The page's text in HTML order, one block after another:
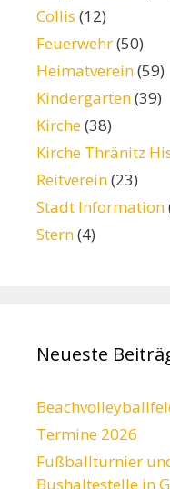
Collis (12)
Feuerwehr(50)
Heimatverein(59)
Kindergarten(39)
Kirche(38)
Kirche Thränitz
Reitverein(23)
Stadt Information
Stern(4)
Neueste
Termine 2026
Fußballturnier
Bushaltestelle in